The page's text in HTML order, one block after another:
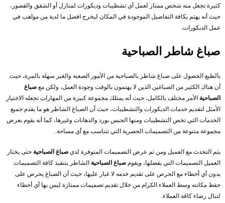
كثيرة تجعل منه شخص ممتاز لعمل أي تشطيبات وديكورات لمنازل أو الشقق والقصور،
حيث أنه يهتم بكافة التفاصيل الموجودة في المكان ليخرج افضل ما لدية من مواهب في
عمل الديكورات.
صباغ شاطر الصباحية
بالطبع الحصول على صباغ شاطر بالصباحية من الأمور الصعبة والغير سهلة بالمرة، حيث
أن هناك الكثير من الصباغين الذين لا يهتمون بالوقت وجودة العمل، ولكن معصباغ
الصباحية الأمر مختلف بالكامل، حيث أنه يمتلك مجموعة كبيرة من المهارات تجعله الاختيار
الأمثل لتقديم خدمات الديكورات والتشطيبات، حيث أن الصباغ الشاطر هو ما يقدم جميع
الخدمات التي تخص التشطيبات ومنها الجبس بورد والدهانات وغيرها، كما أنه يقوم بعرض
مجموعة متنوعة من التصميمات الحصرية التي تتناسب مع أي مساحة.
يتم التحدث مع العميل ومن ثم عرض التصميمات المتوفرة لديصباغ الصباحية حتى يختار
العميل التصميمات التي يفضلها، ويقومصباغ الصباحية الشاطر بتنفيذ كافة التصميمات
بدون أي أخطاء مع الحرص على تقديم خدمه لا غبار عليها، حيث أن الصباغ يحرص على
حفظ مكانته وسط العملاء الكرام من خلال تقديم تصميمات ممتازة ليس بها أي أخطاء
لتنال رضاء كافة العملاء.